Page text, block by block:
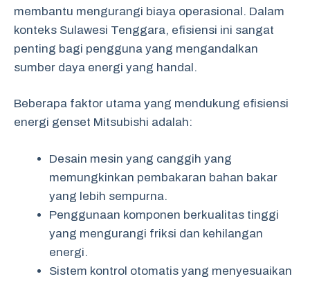
membantu mengurangi biaya operasional. Dalam
konteks Sulawesi Tenggara, efisiensi ini sangat
penting bagi pengguna yang mengandalkan
sumber daya energi yang handal.
Beberapa faktor utama yang mendukung efisiensi
energi genset Mitsubishi adalah:
Desain mesin yang canggih yang
memungkinkan pembakaran bahan bakar
yang lebih sempurna.
Penggunaan komponen berkualitas tinggi
yang mengurangi friksi dan kehilangan
energi.
Sistem kontrol otomatis yang menyesuaikan